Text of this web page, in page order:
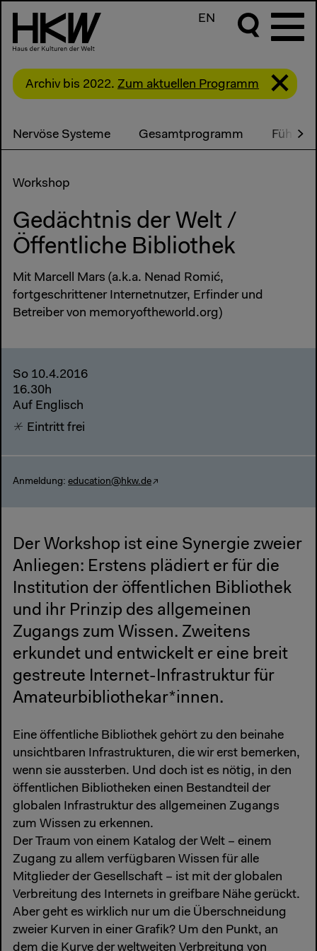
EN
Archiv bis 2022. Zum aktuellen Programm
Nervöse Systeme Gesamtprogramm
Workshop
Gedächtnis der Welt /
Öffentliche Bibliothek
Mit Marcell Mars (a.k.a. Nenad Romić,
fortgeschrittener Internetnutzer, Erfinder und
Betreiber von memoryoftheworld.org)
So 10.4.2016
16.30h
Auf Englisch
Eintritt frei
Anmeldung: education@hkw.de
Der Workshop ist eine Synergie zweier
Anliegen: Erstens plädiert er für die
Institution der öffentlichen Bibliothek
und ihr Prinzip des allgemeinen
Zugangs zum Wissen. Zweitens
erkundet und entwickelt er eine breit
gestreute Internet-Infrastruktur für
Amateurbibliothekar*innen.
Eine öffentliche Bibliothek gehört zu den beinahe
unsichtbaren Infrastrukturen, die wir erst bemerken,
wenn sie aussterben. Und doch ist es nötig, in den
öffentlichen Bibliotheken einen Bestandteil der
globalen Infrastruktur des allgemeinen Zugangs
zum Wissen zu erkennen.
Der Traum von einem Katalog der Welt – einem
Zugang zu allem verfügbaren Wissen für alle
Mitglieder der Gesellschaft – ist mit der globalen
Verbreitung des Internets in greifbare Nähe gerückt.
Aber geht es wirklich nur um die Überschneidung
zweier Kurven in einer Grafik? Um den Punkt, an
dem die Kurve der weltweiten Verbreitung von